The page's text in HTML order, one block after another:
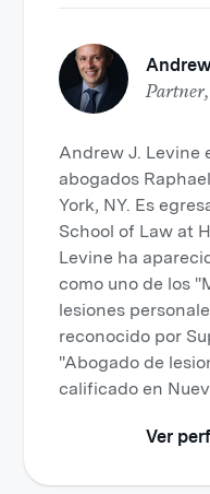
Andrew J. Levine
abogados
York, NY. Es
School of Law at
Levine ha
como uno de los
lesiones
reconocido por
"Abogado de
calificado en
Ver